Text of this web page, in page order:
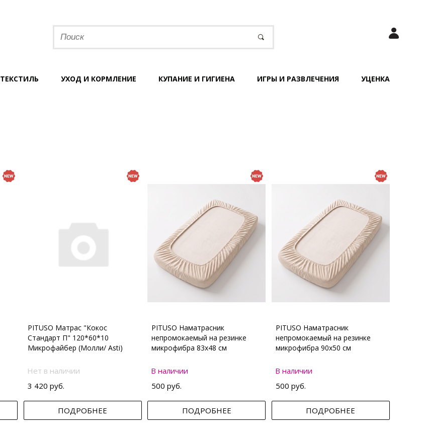
ТЕКСТИЛЬ УХОД И КОРМЛЕНИЕ КУПАНИЕ И ГИГИЕНА ИГРЫ И РАЗВЛЕЧЕНИЯ УЦЕНКА
PITUSO Матрас "Кокос
Стандарт П" 120*60*10
Микрофайбер (Молли/ Asti)
Нет в наличии
3 420 руб.
ПОДРОБНЕЕ
PITUSO Наматрасник
непромокаемый на резинке
микрофибра 83х48 см
В наличии
500 руб.
ПОДРОБНЕЕ
PITUSO Наматрасник
непромокаемый на резинке
микрофибра 90х50 см
В наличии
500 руб.
ПОДРОБНЕЕ